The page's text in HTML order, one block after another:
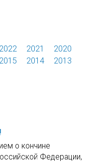
2022 2021
2020
2015 2014
2013
о кончине
Федерации,